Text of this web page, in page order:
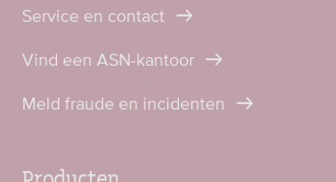
Service en contact
Vind een ASN-kantoor
Meld fraude en incidenten